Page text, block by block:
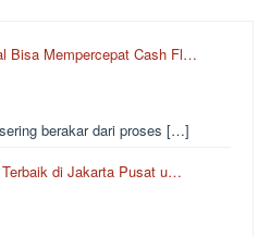
Bisa Mempercepat Cash Fl…
berakar dari proses […]
Terbaik di Jakarta Pusat u…